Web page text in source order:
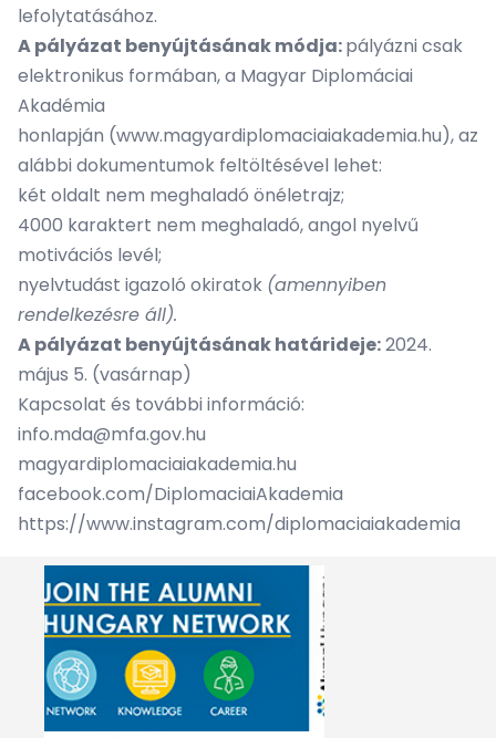
lefolytatásához.
A pályázat benyújtásának módja:pályázni csak
elektronikus formában, a Magyar Diplomáciai
Akadémia
honlapján (www.magyardiplomaciaiakademia.hu), az
alábbi dokumentumok feltöltésével lehet:
két oldalt nem meghaladó önéletrajz;
4000 karaktert nem meghaladó, angol nyelvű
motivációs levél;
nyelvtudást igazoló okiratok (amennyiben
rendelkezésre áll).
A pályázat benyújtásának határideje:2024.
május 5. (vasárnap)
Kapcsolat és további információ:
info.mda@mfa.gov.hu
magyardiplomaciaiakademia.hu
facebook.com/DiplomaciaiAkademia
https://www.instagram.com/diplomaciaiakademia